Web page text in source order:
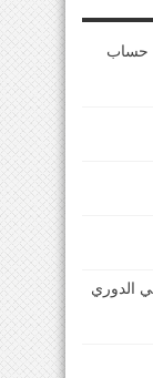
حساب
الدوري